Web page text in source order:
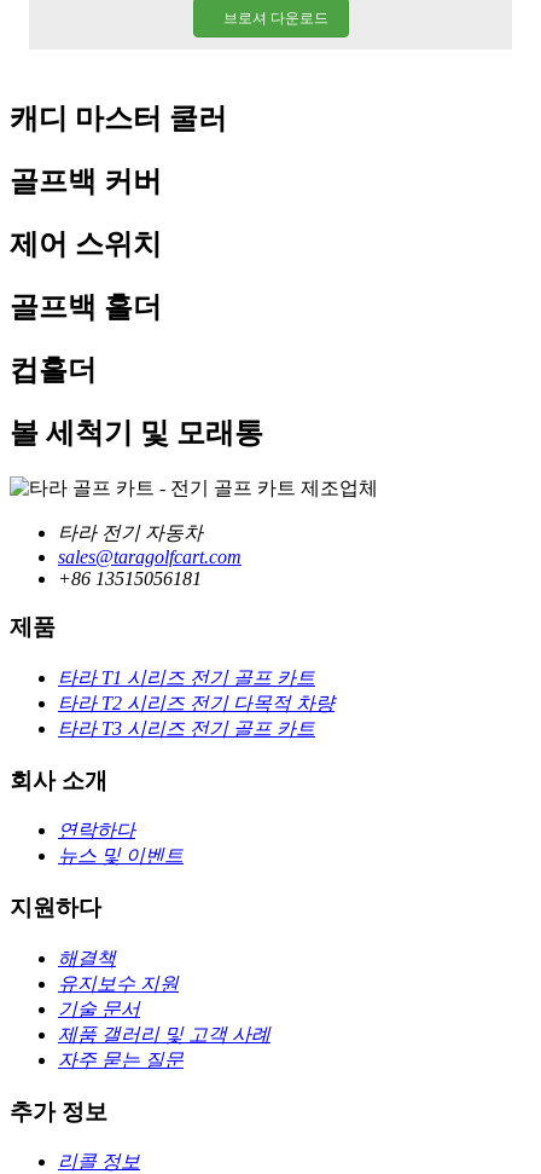
브로셔 다운로드
캐디 마스터 쿨러
골프백 커버
제어 스위치
골프백 홀더
컵홀더
볼 세척기 및 모래통
타라 전기 자동차
sales@taragolfcart.com
+86 13515056181
제품
타라 T1 시리즈 전기 골프 카트
타라 T2 시리즈 전기 다목적 차량
타라 T3 시리즈 전기 골프 카트
회사 소개
연락하다
뉴스 및 이벤트
지원하다
해결책
유지보수 지원
기술 문서
제품 갤러리 및 고객 사례
자주 묻는 질문
추가 정보
리콜 정보